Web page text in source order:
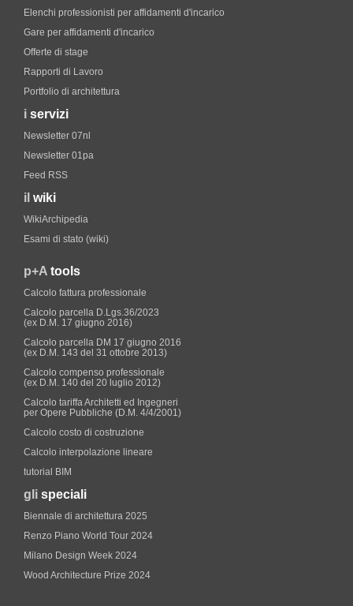
Elenchi professionisti per affidamenti d'incarico
Gare per affidamenti d'incarico
Offerte di stage
Rapporti di Lavoro
Portfolio di architettura
i servizi
Newsletter 07nl
Newsletter 01pa
Feed RSS
il wiki
WikiArchipedia
Esami di stato (wiki)
p+A tools
Calcolo fattura professionale
Calcolo parcella D.Lgs.36/2023
(ex D.M. 17 giugno 2016)
Calcolo parcella DM 17 giugno 2016
(ex D.M. 143 del 31 ottobre 2013)
Calcolo compenso professionale
(ex D.M. 140 del 20 luglio 2012)
Calcolo tariffa Architetti ed Ingegneri
per Opere Pubbliche (D.M. 4/4/2001)
Calcolo costo di costruzione
Calcolo interpolazione lineare
tutorial BIM
gli speciali
Biennale di architettura 2025
Renzo Piano World Tour 2024
Milano Design Week 2024
Wood Architecture Prize 2024